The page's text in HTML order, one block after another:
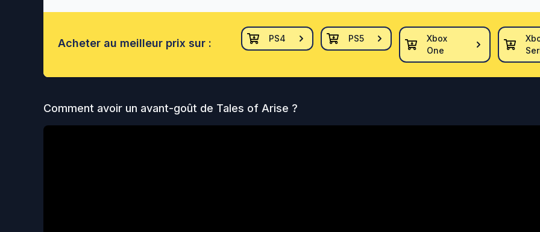
Acheter au meilleur prix sur : PS4 PS5
Xbox
One
Comment avoir un avant-goût de Tales of Arise ?